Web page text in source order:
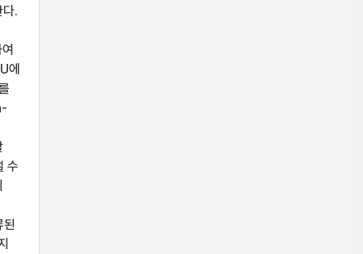
.
에
수
된